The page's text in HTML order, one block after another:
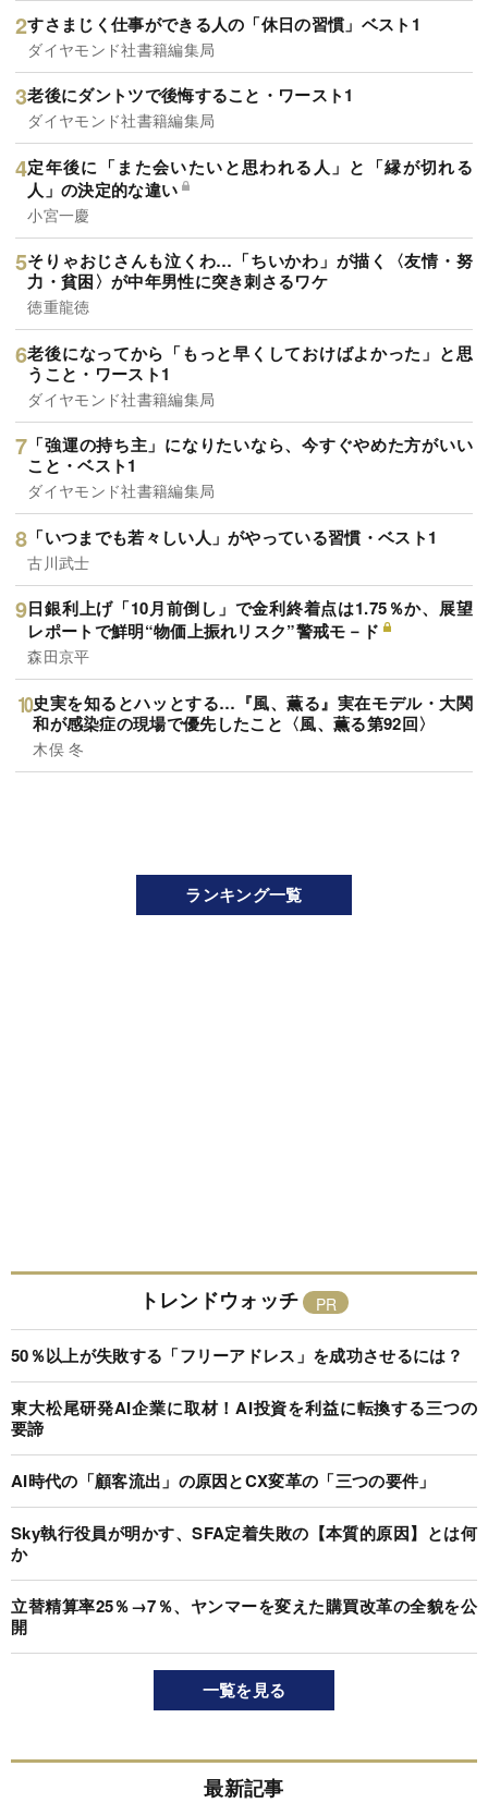
すさまじく仕事ができる人の「休日の習慣」ベスト1
ダイヤモンド社書籍編集局
老後にダントツで後悔すること・ワースト1
ダイヤモンド社書籍編集局
定年後に「また会いたいと思われる人」と「縁が切れる
人」の決定的な違い
小宮一慶
そりゃおじさんも泣くわ…「ちいかわ」が描く〈友情・努
力・貧困〉が中年男性に突き刺さるワケ
徳重龍徳
老後になってから「もっと早くしておけばよかった」と思
うこと・ワースト1
ダイヤモンド社書籍編集局
「強運の持ち主」になりたいなら、今すぐやめた方がいい
こと・ベスト1
ダイヤモンド社書籍編集局
「いつまでも若々しい人」がやっている習慣・ベスト1
古川武士
日銀利上げ「10月前倒し」で金利終着点は1.75％か、展望
レポートで鮮明“物価上振れリスク”警戒モ－ド
森田京平
史実を知るとハッとする…『風、薫る』実在モデル・大関
和が感染症の現場で優先したこと〈風、薫る第92回〉
木俣 冬
ランキング一覧
トレンドウォッチ
50％以上が失敗する「フリーアドレス」を成功させるには？
東大松尾研発AI企業に取材！AI投資を利益に転換する三つの
要諦
AI時代の「顧客流出」の原因とCX変革の「三つの要件」
Sky執行役員が明かす、SFA定着失敗の【本質的原因】とは何
か
立替精算率25％→7％、ヤンマーを変えた購買改革の全貌を公
開
一覧を見る
最新記事